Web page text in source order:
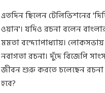
এতদিন ছিলেন টেলিভিশনের
ওয়ান'। যদিও রচনা বলেন
মমতা বন্দ্যোপাধ্যায়।
নবাগতা রচনা। দুঁদে বিজেপি
জীবন শুরু করতে চলেছেন রচনা
হবে?